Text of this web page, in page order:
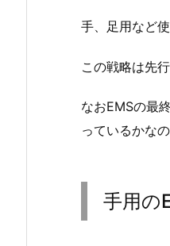
手、足用など
この戦略は先
なおEMSの最
っているかな
手用の